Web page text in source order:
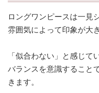
ロングワンピースは一見
雰囲気によって印象が大
「似合わない」と感じ
バランスを意識すること
きます。